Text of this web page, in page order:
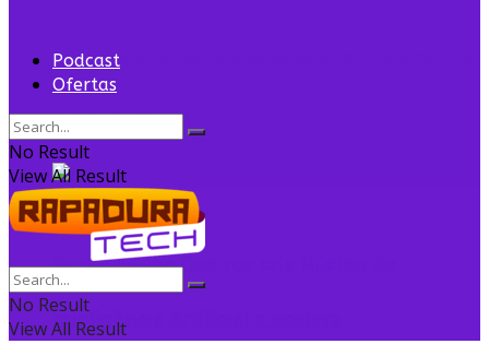
Flightradar24 vende 35% para Sprints Capital
para expansão
Grupo Edson Queiroz cria Núcleo de
Inteligência Artificial e acelera
Podcast
Ofertas
No Result
View All Result
No Result
View All Result